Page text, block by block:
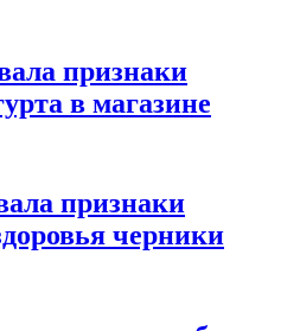
признаки
в магазине
признаки
черники